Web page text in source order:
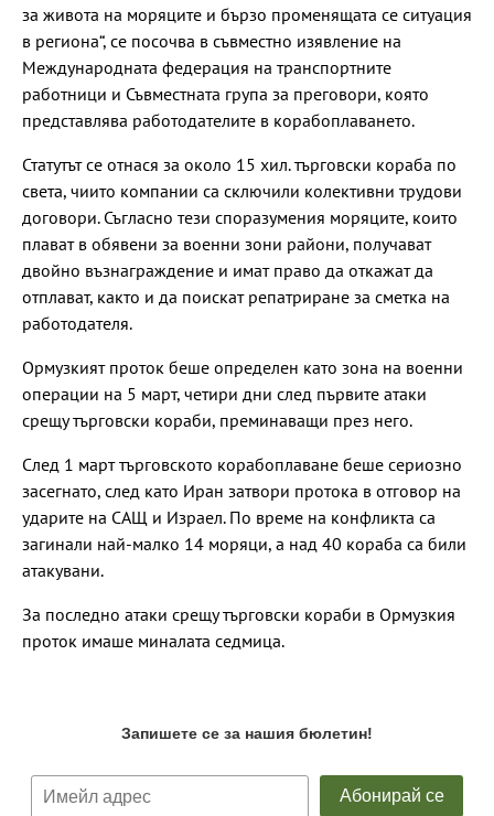
за живота на моряците и бързо променящата се ситуация
в региона“, се посочва в съвместно изявление на
Международната федерация на транспортните
работници и Съвместната група за преговори, която
представлява работодателите в корабоплаването.
Статутът се отнася за около 15 хил. търговски кораба по
света, чиито компании са сключили колективни трудови
договори. Съгласно тези споразумения моряците, които
плават в обявени за военни зони райони, получават
двойно възнаграждение и имат право да откажат да
отплават, както и да поискат репатриране за сметка на
работодателя.
Ормузкият проток беше определен като зона на военни
операции на 5 март, четири дни след първите атаки
срещу търговски кораби, преминаващи през него.
След 1 март търговското корабоплаване беше сериозно
засегнато, след като Иран затвори протока в отговор на
ударите на САЩ и Израел. По време на конфликта са
загинали най-малко 14 моряци, а над 40 кораба са били
атакувани.
За последно атаки срещу търговски кораби в Ормузкия
проток имаше миналата седмица.